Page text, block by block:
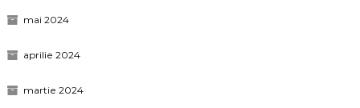
mai 2024
aprilie 2024
martie 2024